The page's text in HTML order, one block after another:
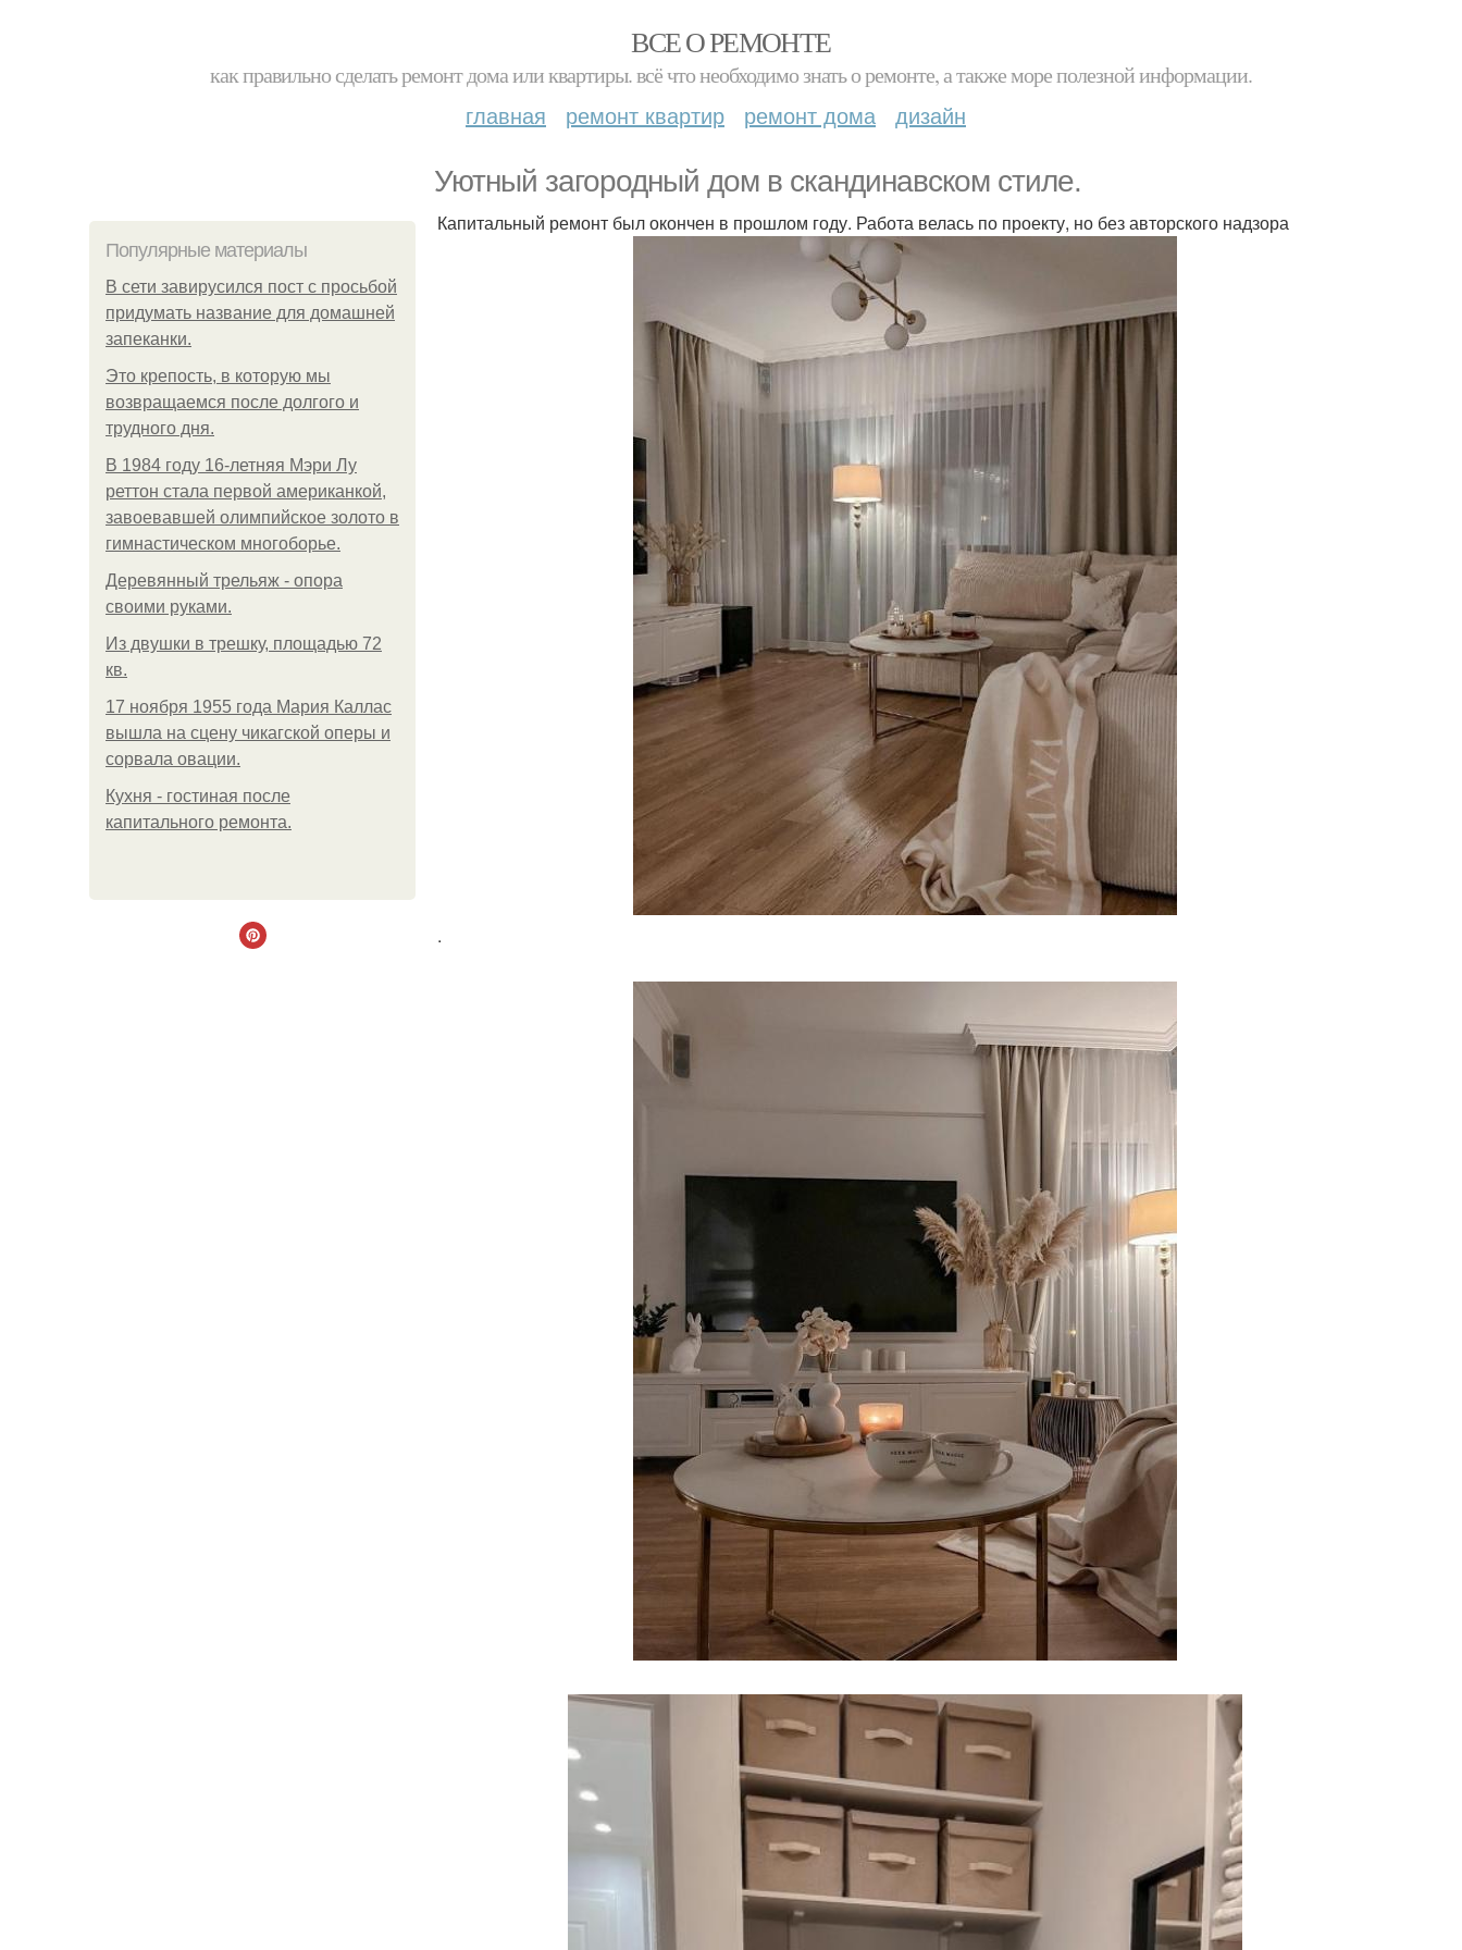
ВСЕ О РЕМОНТЕ
как правильно сделать ремонт дома или квартиры. всё что необходимо знать о ремонте, а также море полезной информации.
главная ремонт квартир ремонт дома дизайн
Уютный загородный дом в скандинавском стиле.
Популярные материалы
В сети завирусился пост с просьбой
придумать название для домашней
запеканки.
Это крепость, в которую мы
возвращаемся после долгого и
трудного дня.
В 1984 году 16-летняя Мэри Лу
реттон стала первой американкой,
завоевавшей олимпийское золото в
гимнастическом многоборье.
Деревянный трельяж - опора
своими руками.
Из двушки в трешку, площадью 72
кв.
17 ноября 1955 года Мария Каллас
вышла на сцену чикагской оперы и
сорвала овации.
Кухня - гостиная после
капитального ремонта.
Капитальный ремонт был окончен в прошлом году. Работа велась по проекту, но без авторского надзора
.